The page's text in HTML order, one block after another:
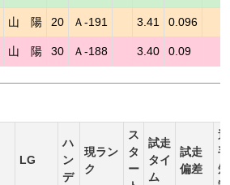
山 陽 20 Ａ-191 3.41 0.096
山 陽 30 Ａ-188 3.40 0.09
LG
ハ
ン
デ
現ラン
ク
ス
タ
ー
試走
タイ
ム
試走
偏差
選
手
短